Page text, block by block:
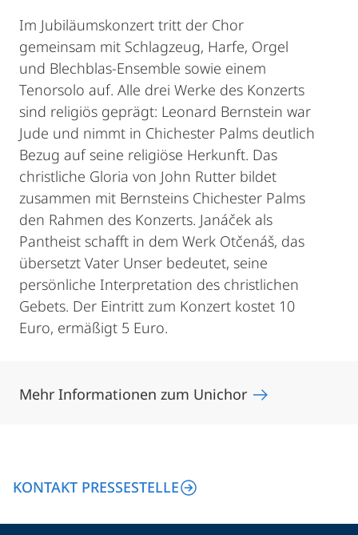
Im Jubiläumskonzert tritt der Chor
gemeinsam mit Schlagzeug, Harfe, Orgel
und Blechblas-Ensemble sowie einem
Tenorsolo auf. Alle drei Werke des Konzerts
sind religiös geprägt: Leonard Bernstein war
Jude und nimmt in Chichester Palms deutlich
Bezug auf seine religiöse Herkunft. Das
christliche Gloria von John Rutter bildet
zusammen mit Bernsteins Chichester Palms
den Rahmen des Konzerts. Janáček als
Pantheist schafft in dem Werk Otčenáš, das
übersetzt Vater Unser bedeutet, seine
persönliche Interpretation des christlichen
Gebets. Der Eintritt zum Konzert kostet 10
Euro, ermäßigt 5 Euro.
Mehr Informationen zum Unichor
KONTAKT PRESSESTELLE